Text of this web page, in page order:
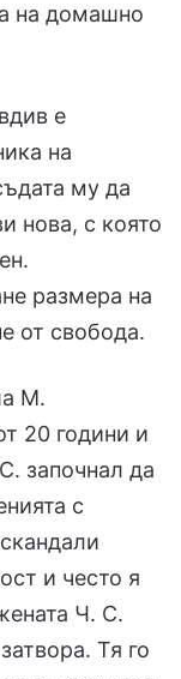
на домашно
е
на
му да
нова, с която
размера на
от свобода.
М.
20 години и
започнал да
с
и често я
Ч. С.
Тя го